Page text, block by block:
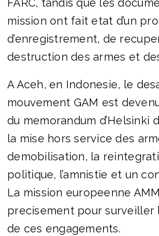
FARC, tandis que les
mission ont fait etat d’un
d’enregistrement, de
destruction des armes et
A Aceh, en Indonesie, le
mouvement GAM est
du memorandum d’Helsinki
la mise hors service des
demobilisation, la
politique, l’amnistie et un
La mission europeenne
precisement pour surveiller
de ces engagements.